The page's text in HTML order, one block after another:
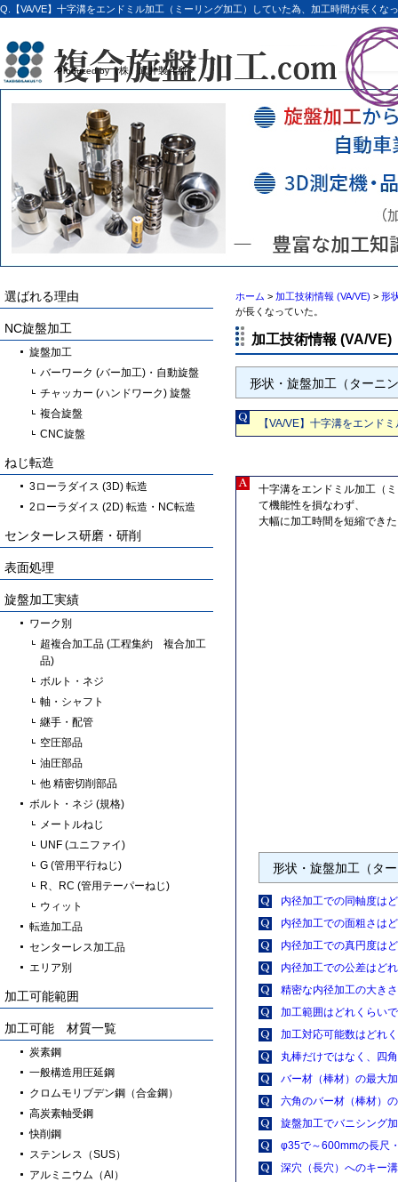
Q.【VA/VE】十字溝をエンドミル加工（ミーリング加工）していた為、加工時間が長くな
Produced by（株）武井製作所
ホーム > 加工技術情報 (VA/VE) > 形
が長くなっていた。
加工技術情報 (VA/VE)
形状・旋盤加工（ターニ
【VA/VE】十字溝をエンド
十字溝をエンドミル加工（
て機能性を損なわず、
大幅に加工時間を短縮でき
形状・旋盤加工（タ
内径加工での同軸度は
内径加工での面粗さは
内径加工での真円度は
内径加工での公差はど
精密な内径加工の大き
加工範囲はどれくらい
加工対応可能数はどれ
丸棒だけではなく、四
バー材（棒材）の最大
六角のバー材（棒材）
旋盤加工でバニシング
φ35で～600mmの長尺
深穴（長穴）へのキー
選ばれる理由
NC旋盤加工
旋盤加工
バーワーク (バー加工)・自動旋盤
チャッカー (ハンドワーク) 旋盤
複合旋盤
CNC旋盤
ねじ転造
3ローラダイス (3D) 転造
2ローラダイス (2D) 転造・NC転造
センターレス研磨・研削
表面処理
旋盤加工実績
ワーク別
超複合加工品 (工程集約 複合加工
品)
ボルト・ネジ
軸・シャフト
継手・配管
空圧部品
油圧部品
他 精密切削部品
ボルト・ネジ (規格)
メートルねじ
UNF (ユニファイ)
G (管用平行ねじ)
R、RC (管用テーパーねじ)
ウィット
転造加工品
センターレス加工品
エリア別
加工可能範囲
加工可能 材質一覧
炭素鋼
一般構造用圧延鋼
クロムモリブデン鋼（合金鋼）
高炭素軸受鋼
快削鋼
ステンレス（SUS）
アルミニウム（Al）